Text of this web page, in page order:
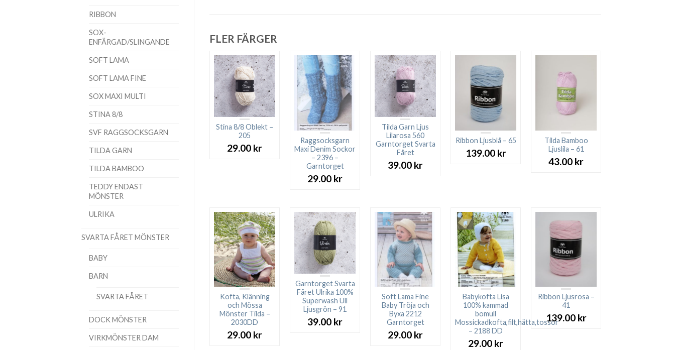
RIBBON
SOX-
ENFÄRGAD/SLINGANDE
SOFT LAMA
SOFT LAMA FINE
SOX MAXI MULTI
STINA 8/8
SVF RAGGSOCKSGARN
TILDA GARN
TILDA BAMBOO
TEDDY ENDAST
MÖNSTER
ULRIKA
SVARTA FÅRET MÖNSTER
BABY
BARN
SVARTA FÅRET
DOCK MÖNSTER
VIRKMÖNSTER DAM
FLER FÄRGER
Stina 8/8 Oblekt –
205
29.00 kr
Raggsocksgarn
Maxi Denim Sockor
– 2396 –
Garntorget
29.00 kr
Tilda Garn Ljus
Lilarosa 560
Garntorget Svarta
Fåret
39.00 kr
Ribbon Ljusblå – 65
139.00 kr
Tilda Bamboo
Ljuslila – 61
43.00 kr
Kofta, Klänning
och Mössa
Mönster Tilda –
2030DD
29.00 kr
Garntorget Svarta
Fåret Ulrika 100%
Superwash Ull
Ljusgrön – 91
39.00 kr
Soft Lama Fine
Baby Tröja och
Byxa 2212
Garntorget
29.00 kr
Babykofta Lisa
100% kammad
bomull
Mossickadkofta,filt,hätta,tossor
– 2188 DD
29.00 kr
Ribbon Ljusrosa –
41
139.00 kr